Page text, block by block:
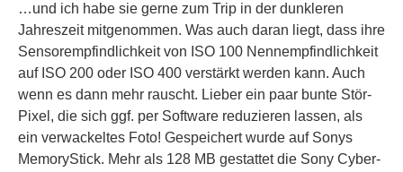
…und ich habe sie gerne zum Trip in der dunkleren
Jahreszeit mitgenommen. Was auch daran liegt, dass ihre
Sensorempfindlichkeit von ISO 100 Nennempfindlichkeit
auf ISO 200 oder ISO 400 verstärkt werden kann. Auch
wenn es dann mehr rauscht. Lieber ein paar bunte Stör-
Pixel, die sich ggf. per Software reduzieren lassen, als
ein verwackeltes Foto! Gespeichert wurde auf Sonys
MemoryStick. Mehr als 128 MB gestattet die Sony Cyber-